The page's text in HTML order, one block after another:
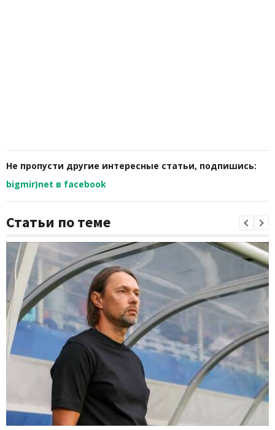
Не пропусти другие интересные статьи, подпишись:
bigmir)net в facebook
Статьи по теме